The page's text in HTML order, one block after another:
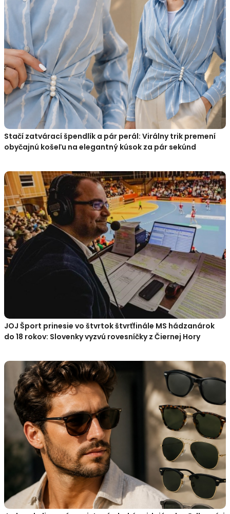
Stačí zatvárací špendlík a pár perál: Virálny trik premení
obyčajnú košeľu na elegantný kúsok za pár sekúnd
JOJ Šport prinesie vo štvrtok štvrťfinále MS hádzanárok
do 18 rokov: Slovenky vyzvú rovesníčky z Čiernej Hory